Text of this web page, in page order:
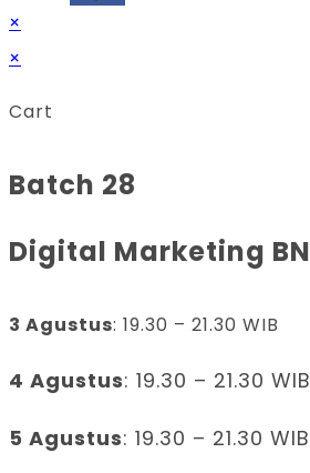
×
×
Cart
Batch 28
Digital Marketing
3 Agustus: 19.30 – 21.30 WIB
4 Agustus: 19.30 – 21.30 WIB
5 Agustus: 19.30 – 21.30 WIB